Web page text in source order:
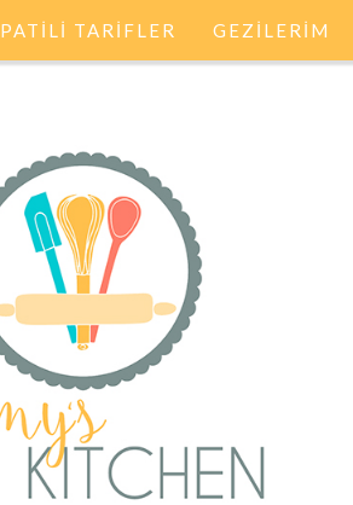
PATİLİ TARİFLER GEZİLERİM